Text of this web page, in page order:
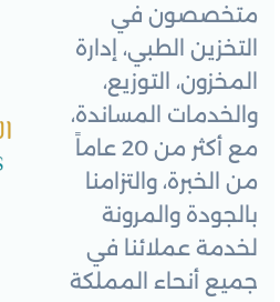
متخصصون في
التخزين الطبي، إدارة
المخزون، التوزيع،
والخدمات المساندة،
مع أكثر من 20 عاماً
من الخبرة، والتزامنا
بالجودة والمرونة
لخدمة عملائنا في
جميع أنحاء المملكة